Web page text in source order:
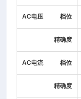
AC电压 档位
精确度
AC电流 档位
精确度